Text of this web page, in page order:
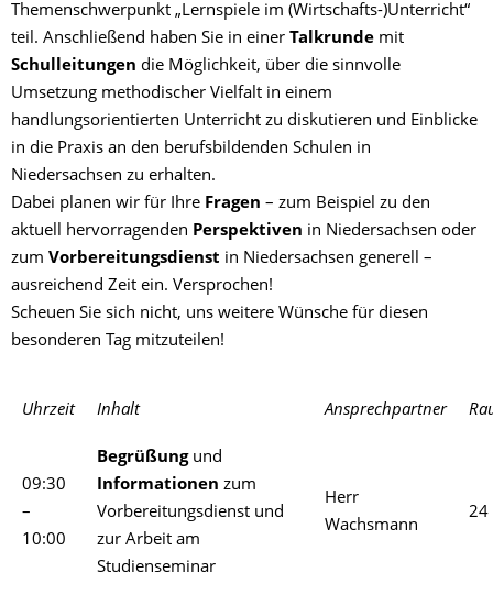
Themenschwerpunkt „Lernspiele im (Wirtschafts-)Unterricht“
teil. Anschließend haben Sie in einer Talkrunde mit
Schulleitungen die Möglichkeit, über die sinnvolle
Umsetzung methodischer Vielfalt in einem
handlungsorientierten Unterricht zu diskutieren und Einblicke
in die Praxis an den berufsbildenden Schulen in
Niedersachsen zu erhalten.
Dabei planen wir für Ihre Fragen – zum Beispiel zu den
aktuell hervorragenden Perspektiven in Niedersachsen oder
zum Vorbereitungsdienst in Niedersachsen generell –
ausreichend Zeit ein. Versprochen!
Scheuen Sie sich nicht, uns weitere Wünsche für diesen
besonderen Tag mitzuteilen!
Uhrzeit Inhalt Ansprechpartner
09:30
–
10:00
Begrüßung und
Informationen zum
Vorbereitungsdienst und
zur Arbeit am
Studienseminar
Herr
Wachsmann
24